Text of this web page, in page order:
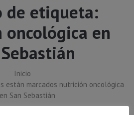
de etiqueta:
en
Inicio
están marcados nutrición oncológica
en San Sebastián